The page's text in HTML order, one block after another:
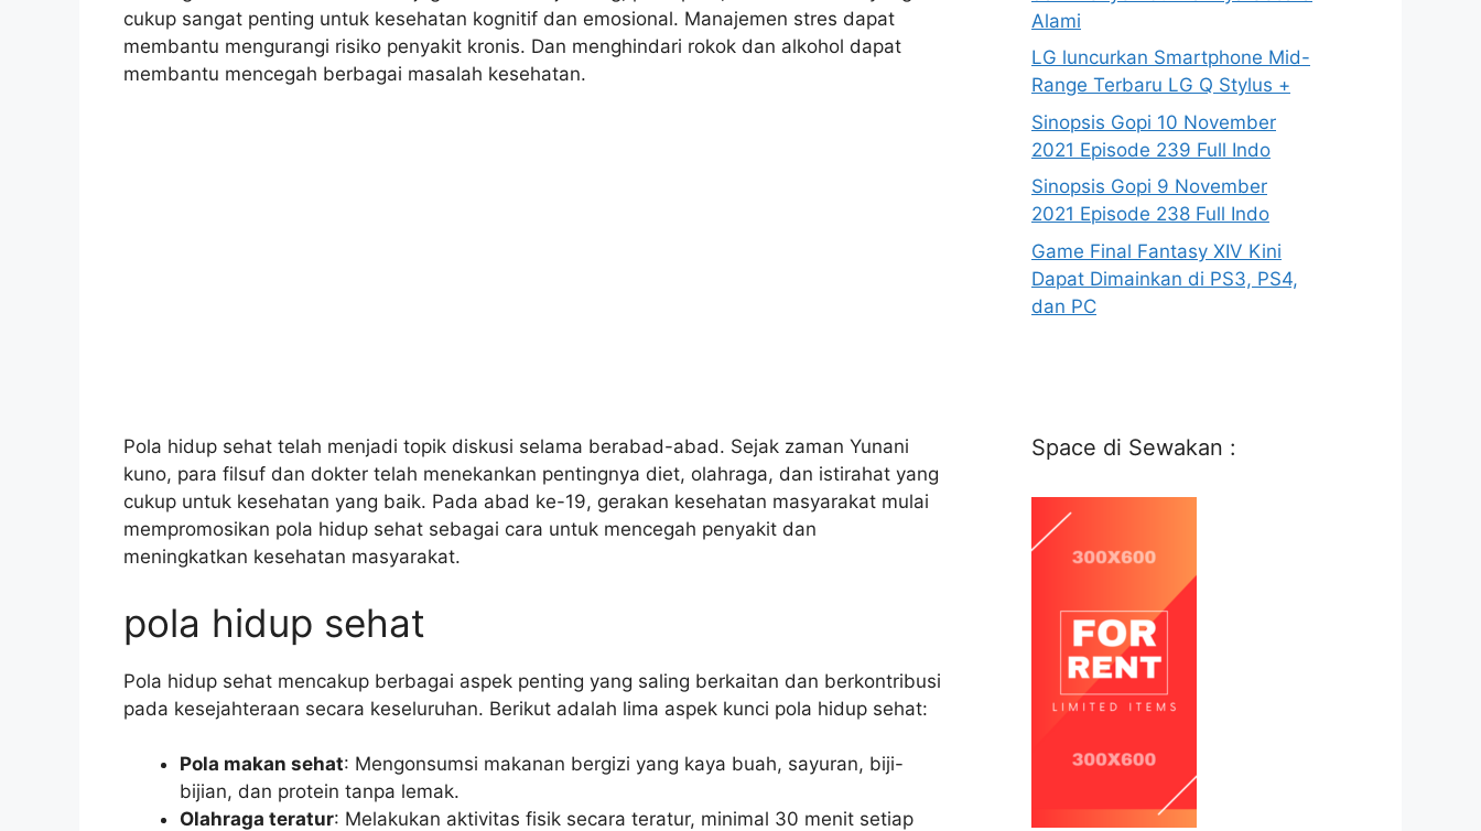
cukup sangat penting untuk kesehatan kognitif dan emosional. Manajemen stres dapat
membantu mengurangi risiko penyakit kronis. Dan menghindari rokok dan alkohol dapat
membantu mencegah berbagai masalah kesehatan.
Pola hidup sehat telah menjadi topik diskusi selama berabad-abad. Sejak zaman Yunani
kuno, para filsuf dan dokter telah menekankan pentingnya diet, olahraga, dan istirahat yang
cukup untuk kesehatan yang baik. Pada abad ke-19, gerakan kesehatan masyarakat mulai
mempromosikan pola hidup sehat sebagai cara untuk mencegah penyakit dan
meningkatkan kesehatan masyarakat.
pola hidup sehat
Pola hidup sehat mencakup berbagai aspek penting yang saling berkaitan dan berkontribusi
pada kesejahteraan secara keseluruhan. Berikut adalah lima aspek kunci pola hidup sehat:
Pola makan sehat: Mengonsumsi makanan bergizi yang kaya buah, sayuran, biji-
bijian, dan protein tanpa lemak.
Olahraga teratur: Melakukan aktivitas fisik secara teratur, minimal 30 menit setiap
Alami
LG luncurkan Smartphone Mid-
Range Terbaru LG Q Stylus +
Sinopsis Gopi 10 November
2021 Episode 239 Full Indo
Sinopsis Gopi 9 November
2021 Episode 238 Full Indo
Game Final Fantasy XIV Kini
Dapat Dimainkan di PS3, PS4,
dan PC
Space di Sewakan :